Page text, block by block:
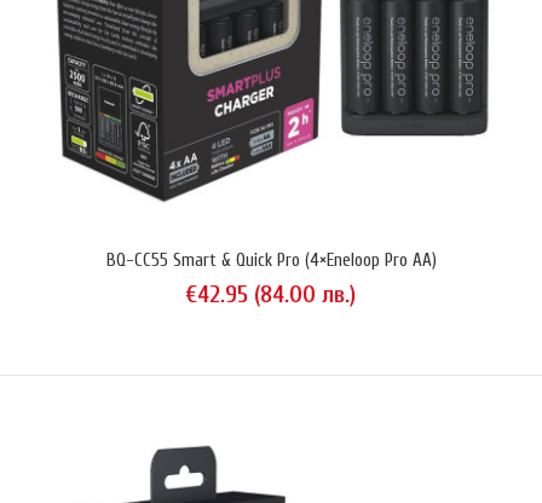
BQ-CC55 Smart & Quick Pro (4×Eneloop Pro AA)
€42.95 (84.00 лв.)